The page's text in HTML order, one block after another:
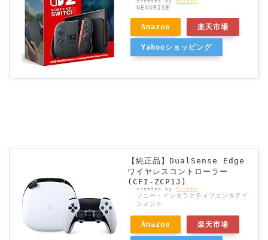
NEXURISE
Amazon 楽天市場
Yahooショッピング
【純正品】DualSense Edge
ワイヤレスコントローラー
(CFI-ZCP1J)
created by Rinker
ソニー・インタラクティブエンタテイ
ンメント
Amazon 楽天市場